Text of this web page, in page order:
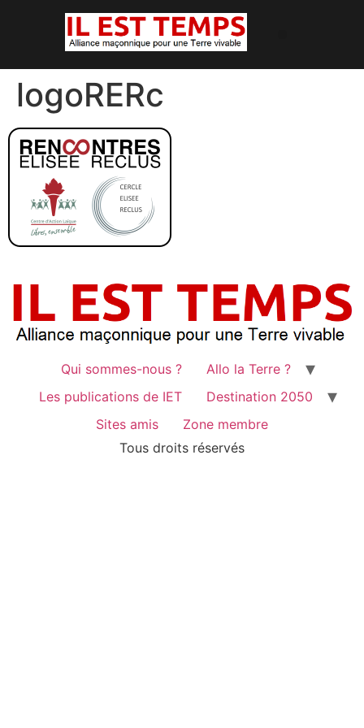
logoRERc
Qui sommes-nous ?
Allo la Terre ?
Les publications de IET
Destination 2050
Sites amis
Zone membre
Tous droits réservés